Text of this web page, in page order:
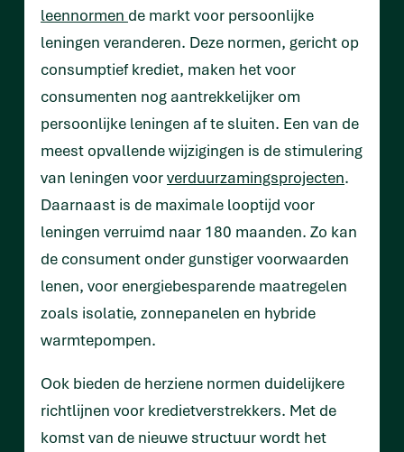
leennormen de markt voor persoonlijke
leningen veranderen. Deze normen, gericht op
consumptief krediet, maken het voor
consumenten nog aantrekkelijker om
persoonlijke leningen af te sluiten. Een van de
meest opvallende wijzigingen is de stimulering
van leningen voorverduurzamingsprojecten.
Daarnaast is de maximale looptijd voor
leningen verruimd naar 180 maanden. Zo kan
de consument onder gunstiger voorwaarden
lenen, voor energiebesparende maatregelen
zoals isolatie, zonnepanelen en hybride
warmtepompen.
Ook bieden de herziene normen duidelijkere
richtlijnen voor kredietverstrekkers. Met de
komst van de nieuwe structuur wordt het